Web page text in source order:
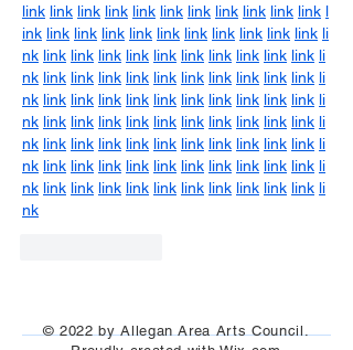
link link link link link link link link link link link l
ink link link link link link link link link link link li
nk link link link link link link link link link link li
nk link link link link link link link link link link li
nk link link link link link link link link link link li
nk link link link link link link link link link link li
nk link link link link link link link link link link li
nk link link link link link link link link link link li
nk link link link link link link link link link link li
nk
© 2022 by Allegan Area Arts Council.